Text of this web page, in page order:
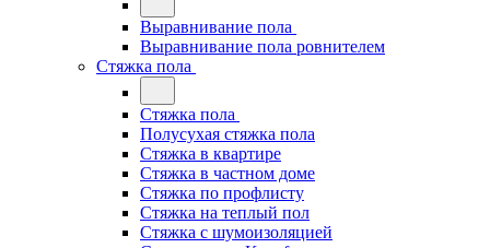
Выравнивание пола
Выравнивание пола ровнителем
Стяжка пола
Стяжка пола
Полусухая стяжка пола
Стяжка в квартире
Стяжка в частном доме
Стяжка по профлисту
Стяжка на теплый пол
Стяжка с шумоизоляцией